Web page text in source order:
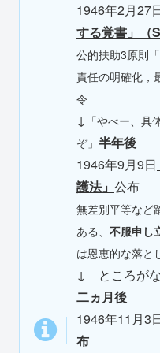
1946年2月27日
する覚書」（
公的扶助3原則
責任の明確化，
令
↓ 「やべー、
ぞ」 半年後
1946年9月9日
護法」 公布
無差別平等など
ある、 不服申し
は恩恵的な落と
↓
ところが
二ヵ月後
1946年11月3
布